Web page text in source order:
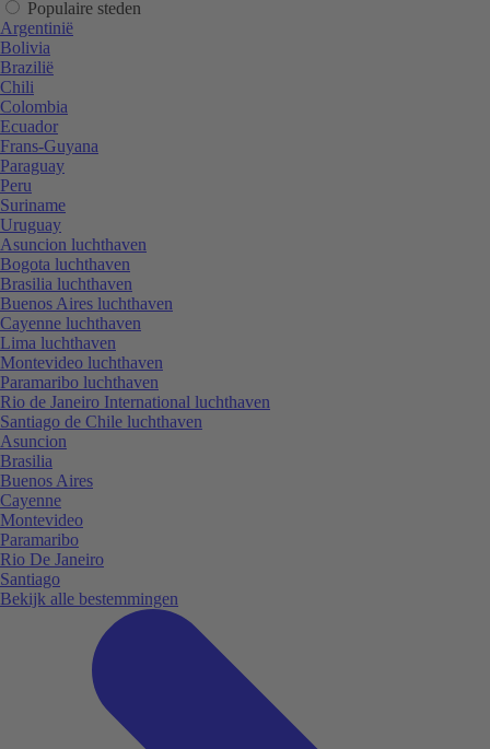
Populaire steden
Argentinië
Bolivia
Brazilië
Chili
Colombia
Ecuador
Frans-Guyana
Paraguay
Peru
Suriname
Uruguay
Asuncion luchthaven
Bogota luchthaven
Brasilia luchthaven
Buenos Aires luchthaven
Cayenne luchthaven
Lima luchthaven
Montevideo luchthaven
Paramaribo luchthaven
Rio de Janeiro International luchthaven
Santiago de Chile luchthaven
Asuncion
Brasilia
Buenos Aires
Cayenne
Montevideo
Paramaribo
Rio De Janeiro
Santiago
Bekijk alle bestemmingen